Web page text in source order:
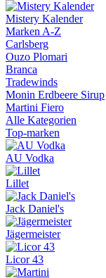
Mistery Kalender
Marken A-Z
Carlsberg
Ouzo Plomari
Branca
Tradewinds
Monin Erdbeere Sirup
Martini Fiero
Alle Kategorien
Top-marken
AU Vodka
Lillet
Jack Daniel's
Jägermeister
Licor 43